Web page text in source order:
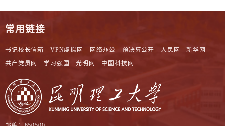
常用链接
书记校长信箱 VPN虚拟网 网络办公 预决算公开 人民网
新华网
共产党员网
学习强国 光明网 中国科技网